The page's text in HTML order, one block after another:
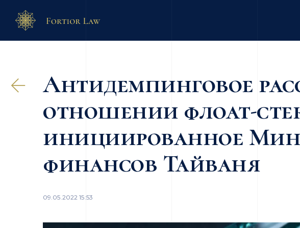
Антидемпинговое
отношении флоат-
инициированное
финансов Тайваня
09.05.2022 15:53